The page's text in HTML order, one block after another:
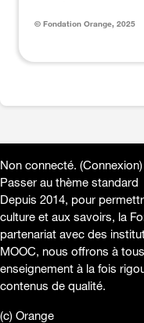
© Fondation Orange, 2025
Non connecté. (Connexion)
Passer au thème standard
Depuis 2014, pour
culture et aux savoirs, la
partenariat avec des
MOOC, nous offrons à
enseignement à la fois
contenus de qualité.
(c) Orange